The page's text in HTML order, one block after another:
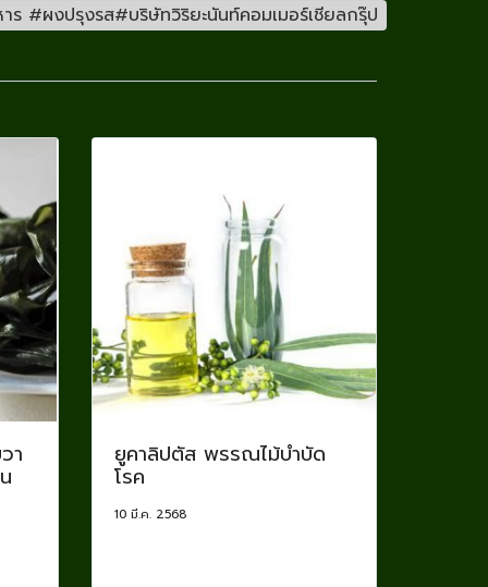
#ผงปรุงรส#บริษัทวิริยะนันท์คอมเมอร์เชียลกรุ๊ป
า ยูคาลิปตัส พรรณไม้บำบัด
โรค
10 มี.ค. 2568